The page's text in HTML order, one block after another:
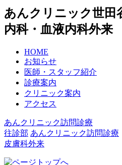
あんクリニック世田
内科・血液内科外来
HOME
お知らせ
医師・スタッフ紹介
診療案内
クリニック案内
アクセス
あんクリニック訪問診療
往診部 あんクリニック訪問診療
皮膚科外来